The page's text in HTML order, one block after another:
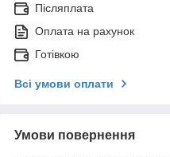
Післяплата
Оплата на рахунок
Готівкою
Всі умови оплати
Умови повернення